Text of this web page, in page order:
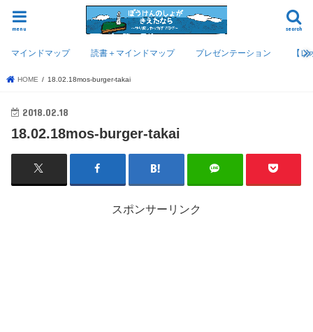
search
menu
マインドマップ 読書＋マインドマップ プレゼンテーション 【
HOME 18.02.18mos-burger-takai
2018.02.18
18.02.18mos-burger-takai
スポンサーリンク